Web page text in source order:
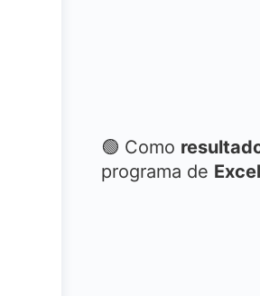
🟢 Como
programa de Excel